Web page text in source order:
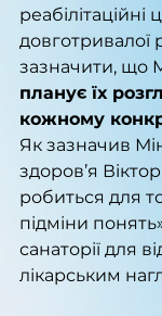
реабілітаційні
довготривалої
зазначити, що
планує їх
кожному
Як зазначив
здоров’я
робиться для
підміни
санаторії для
лікарським